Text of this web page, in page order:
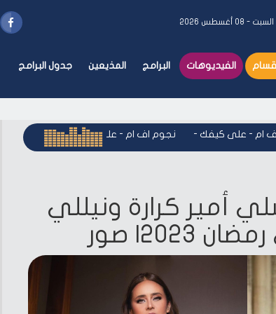
السبت - ٠٨ أغسطس ٢٠٢٦
الفيديوهات البرامج المذيعين جدول البرامج
-- على كيفك -نجوم اف ام - على كيفك نجوم اف ام -
أمير كرارة ونيللي
صور